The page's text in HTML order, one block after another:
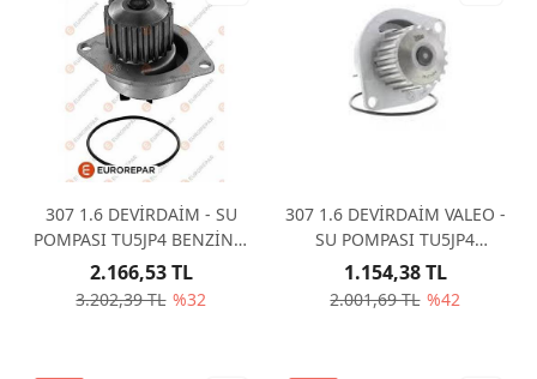
307 1.6 DEVİRDAİM - SU
POMPASI TU5JP4 BENZİNLİ
- EUROREPAR 1623095680
3.202,39 TL %32
2.166,53 TL
307 1.6 DEVİRDAİM VALEO -
SU POMPASI TU5JP4
BENZİNLİ
2.001,69 TL %42
1.154,38 TL